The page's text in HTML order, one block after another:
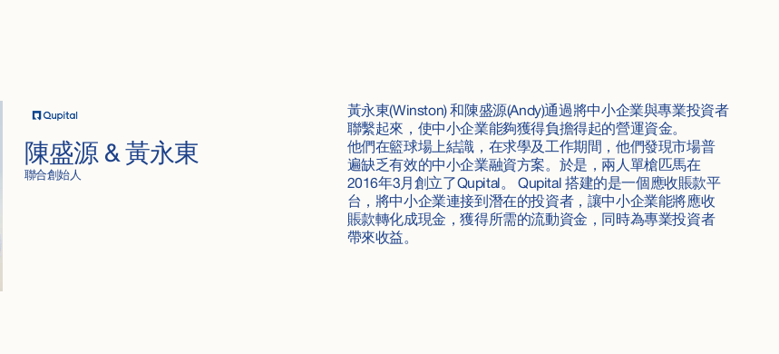
陳盛源 & 黃永東
聯合創始人
黃永東(Winston) 和陳盛源(Andy)通過將中小企業與專業投資者
聯繫起來，使中小企業能夠獲得負擔得起的營運資金。
他們在籃球場上結識，在求學及工作期間，他們發現市場普
遍缺乏有效的中小企業融資方案。於是，兩人單槍匹馬在
2016年3月創立了Qupital。 Qupital 搭建的是一個應收賬款平
台，將中小企業連接到潛在的投資者，讓中小企業能將應收
賬款轉化成現金，獲得所需的流動資金，同時為專業投資者
帶來收益。